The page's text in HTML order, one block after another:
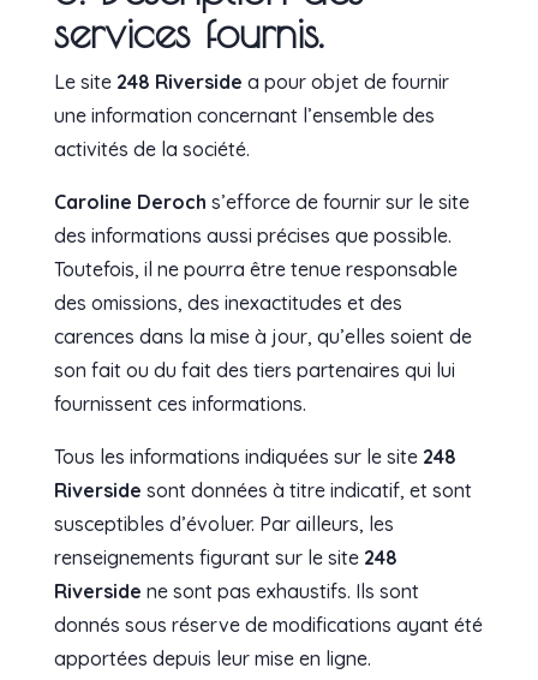
services fournis.
Le site 248 Riverside a pour objet de fournir
une information concernant l’ensemble des
activités de la société.
Caroline Deroch s’efforce de fournir sur le site
des informations aussi précises que possible.
Toutefois, il ne pourra être tenue responsable
des omissions, des inexactitudes et des
carences dans la mise à jour, qu’elles soient de
son fait ou du fait des tiers partenaires qui lui
fournissent ces informations.
Tous les informations indiquées sur le site 248
Riverside sont données à titre indicatif, et sont
susceptibles d’évoluer. Par ailleurs, les
renseignements figurant sur le site 248
Riverside ne sont pas exhaustifs. Ils sont
donnés sous réserve de modifications ayant été
apportées depuis leur mise en ligne.